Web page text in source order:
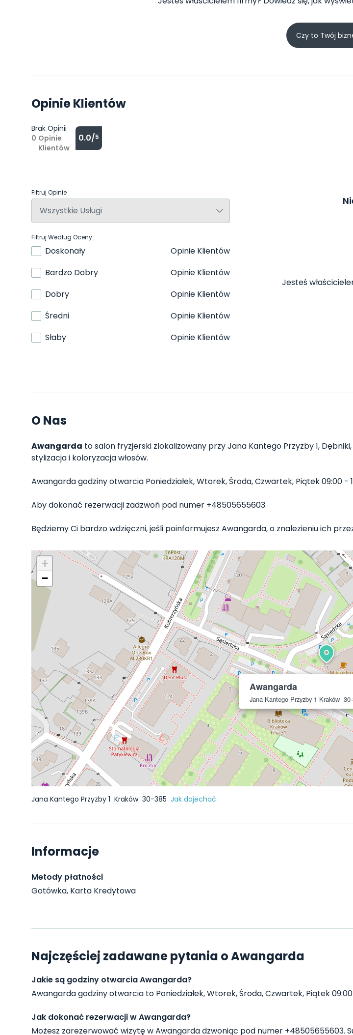
Czy to Twój
Opinie Klientów
Brak Opinii
0 Opinie
Klientów
0.0/5
Filtruj Opinie
Filtruj Według Oceny
Doskonały
Opinie Klientów
Bardzo Dobry
Opinie Klientów
Dobry
Opinie Klientów
Średni
Opinie Klientów
Słaby
Opinie Klientów
Jesteś
O Nas
Awangarda to salon fryzjerski zlokalizowany przy Jana Kantego Przyzby 1,
stylizacja i koloryzacja włosów.
Awangarda godziny otwarcia Poniedziałek, Wtorek, Środa, Czwartek, Piątek 09:00 -
Aby dokonać rezerwacji zadzwoń pod numer +48505655603.
Będziemy Ci bardzo wdzięczni, jeśli poinformujesz Awangarda, o znalezieniu ich
Awangarda
Jana Kantego Przyzby 1 Kraków
+
−
Jana Kantego Przyzby 1 Kraków 30-385 Jak dojechać
Informacje
Metody płatności
Gotówka, Karta Kredytowa
Najczęściej zadawane pytania o Awangarda
Jakie są godziny otwarcia Awangarda?
Awangarda godziny otwarcia to Poniedziałek, Wtorek, Środa, Czwartek, Piątek
Jak dokonać rezerwacji w Awangarda?
Możesz zarezerwować wizytę w Awangarda dzwoniąc pod numer +48505655603.